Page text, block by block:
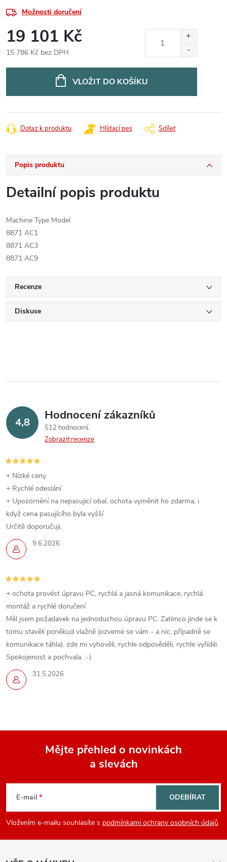
Možnosti doručení
19 101 Kč
15 786 Kč bez DPH
VLOŽIT DO KOŠÍKU
Dotaz k produktu Hlídací pes Sdílet
Popis produktu
Detailní popis produktu
Machine Type Model
8871 AC1
8871 AC3
8871 AC9
Recenze
Diskuse
4,8 Hodnocení zákazníků
512 hodnocení
Zobrazit recenze
9.6.2026
+ Nízké ceny
+ Rychlé odeslání
+ Upozornění na nepasujicí obal, ochota vyměnit ho zdarma, i
když cena pasujícího byla vyšší
Určitě doporučuji.
31.5.2026
+ ochota provést úpravu PC, rychlá a jasná komunikace, rychlá
montáž a rychlé doručení
Měl jsem požadavek na jednoduchou úpravu PC. Zatímco jinde se k
tomu stavěli poněkud vlažně (ozveme se vám - a nic, případně se
komunikace táhla), zde mi vyhověli, rychle odpověděli, rychle vyřídili.
Spokojenost a pochvala. :-)
p
a
Mějte přehled o novinkách
a slevách
E-mail
Vložením e-mailu souhlasíte s podmínkami ochrany osobních údajů
ODEBÍRAT